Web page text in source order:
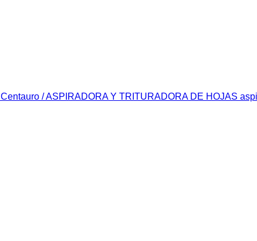
Centauro / ASPIRADORA Y TRITURADORA DE HOJAS